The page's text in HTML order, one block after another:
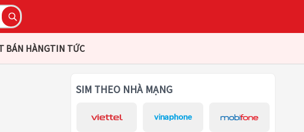
BÁN HÀNGTIN TỨC
SIM THEO NHÀ MẠNG